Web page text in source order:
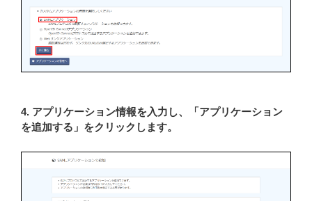
4. アプリケーション情報を入力し、「アプリケーション
を追加する」をクリックします。